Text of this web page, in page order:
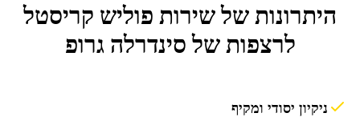
היתרונות של שירות פוליש קריסטל
לרצפות של סינדרלה גרופ
ניקיון יסודי ומקיף